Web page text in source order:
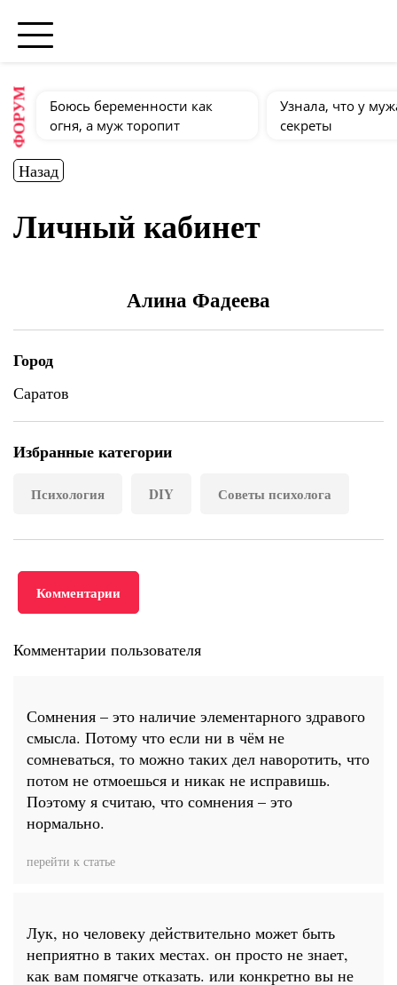
ФОРУМ
Боюсь беременности как
огня, а муж торопит
Узнала, что у
секреты
Назад
Личный кабинет
Алина Фадеева
Город
Саратов
Избранные категории
Психология DIY Советы психолога
Комментарии
Комментарии пользователя
Сомнения – это наличие элементарного здравого
смысла. Потому что если ни в чём не
сомневаться, то можно таких дел наворотить, что
потом не отмоешься и никак не исправишь.
Поэтому я считаю, что сомнения – это
нормально.
перейти к статье
Лук, но человеку действительно может быть
неприятно в таких местах. он просто не знает,
как вам помягче отказать. или конкретно вы не